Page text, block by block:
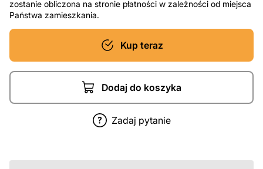
zostanie obliczona na stronie płatności w zależności od miejsca
Państwa zamieszkania.
Kup teraz
Dodaj do koszyka
Zadaj pytanie